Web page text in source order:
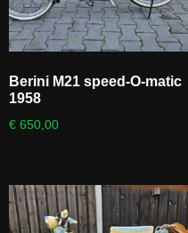
Berini M21 speed-O-matic
1958
€ 650,00